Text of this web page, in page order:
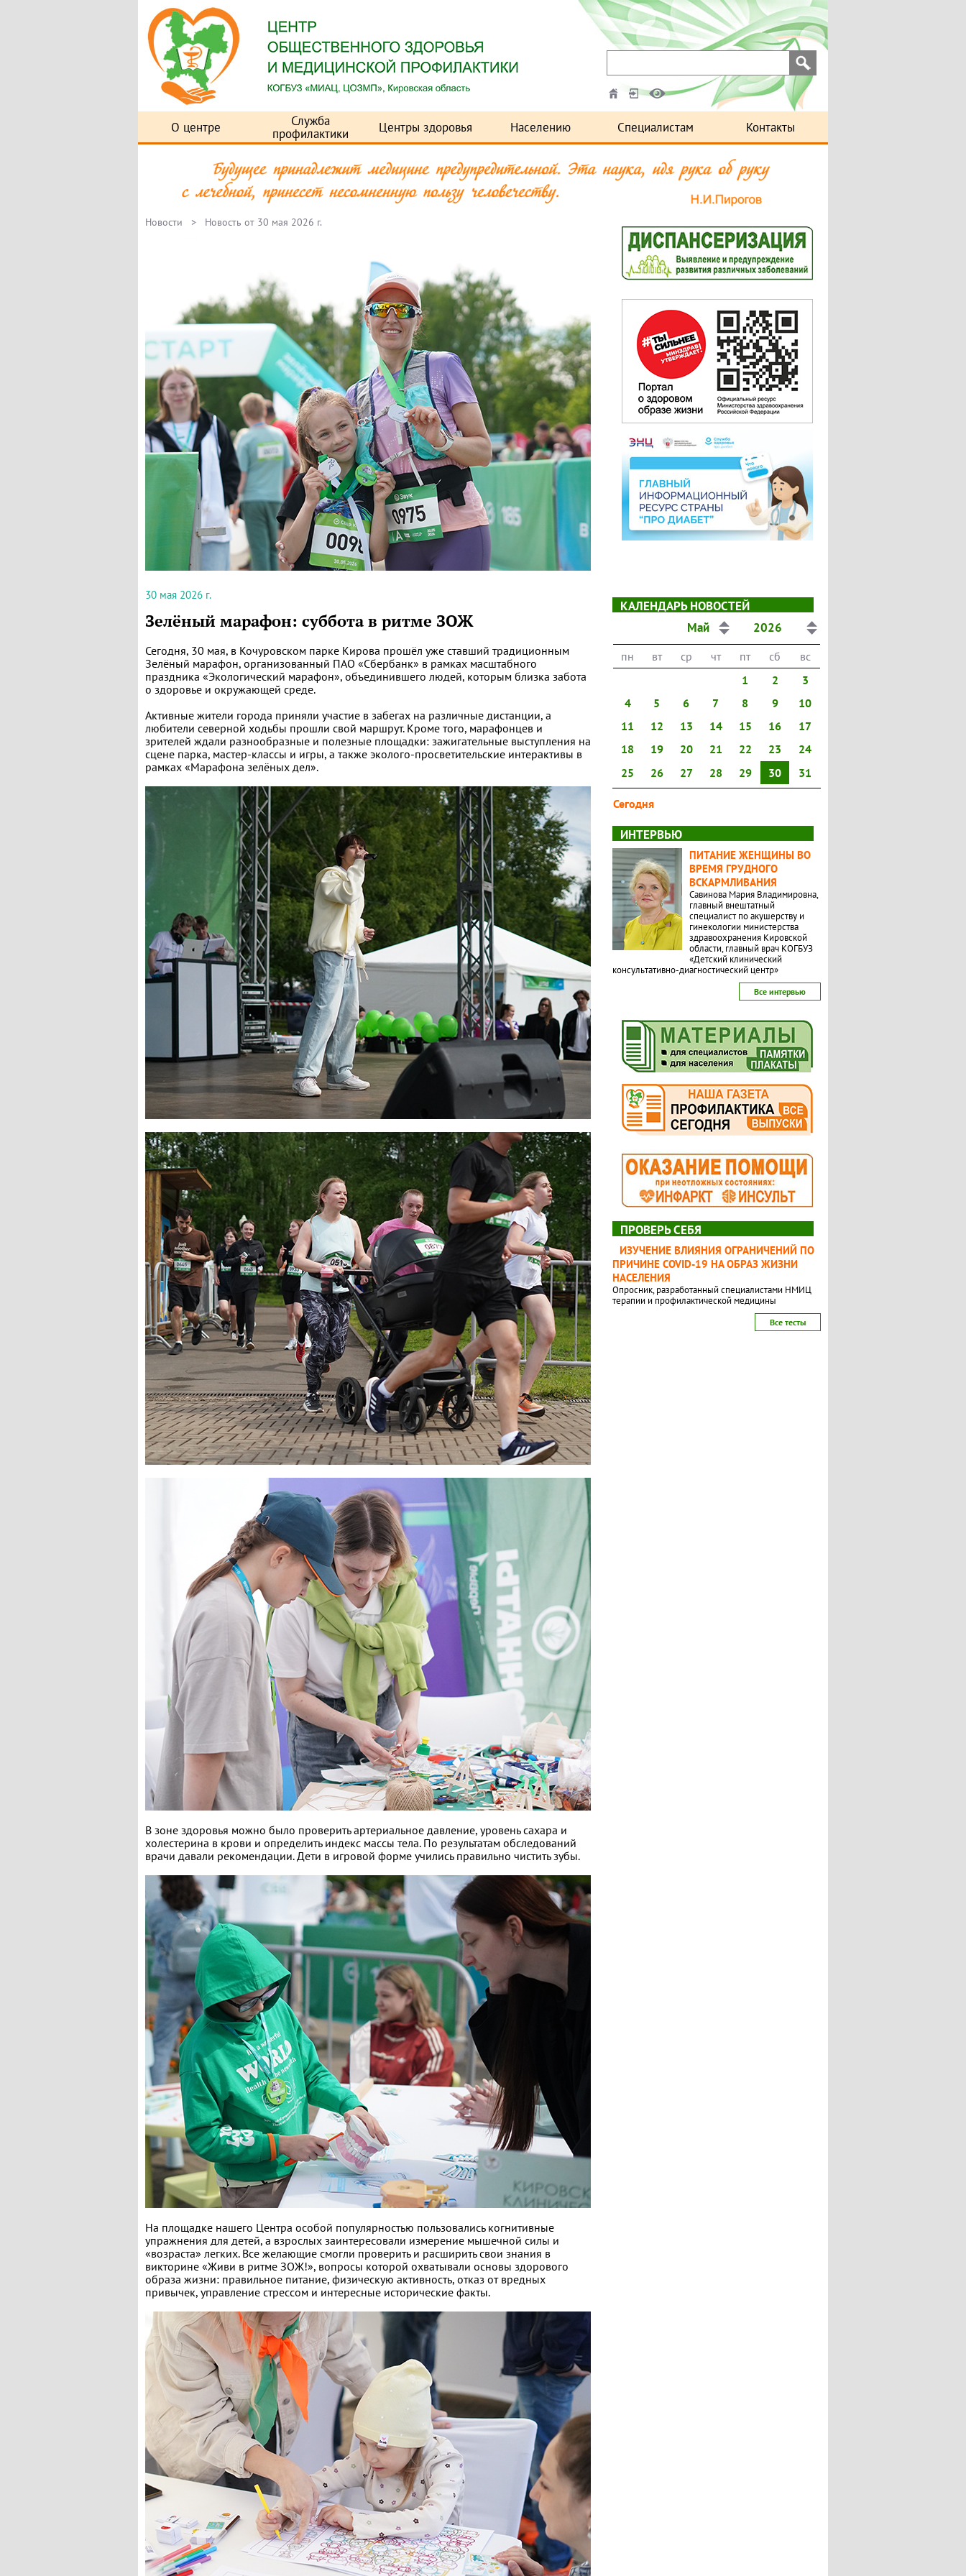
О центре
Служба
профилактики
Центры здоровья Населению Специалистам Контакты
Новости > Новость от 30 мая 2026 г.
30 мая 2026 г.
Зелёный марафон: суббота в ритме ЗОЖ
Сегодня, 30 мая, в Кочуровском парке Кирова прошёл уже ставший традиционным
Зелёный марафон, организованный ПАО «Сбербанк» в рамках масштабного
праздника «Экологический марафон», объединившего людей, которым близка забота
о здоровье и окружающей среде.
Активные жители города приняли участие в забегах на различные дистанции, а
любители северной ходьбы прошли свой маршрут. Кроме того, марафонцев и
зрителей ждали разнообразные и полезные площадки: зажигательные выступления на
сцене парка, мастер-классы и игры, а также эколого-просветительские интерактивы в
рамках «Марафона зелёных дел».
В зоне здоровья можно было проверить артериальное давление, уровень сахара и
холестерина в крови и определить индекс массы тела. По результатам обследований
врачи давали рекомендации. Дети в игровой форме учились правильно чистить зубы.
На площадке нашего Центра особой популярностью пользовались когнитивные
упражнения для детей, а взрослых заинтересовали измерение мышечной силы и
«возраста» легких. Все желающие смогли проверить и расширить свои знания в
викторине «Живи в ритме ЗОЖ!», вопросы которой охватывали основы здорового
образа жизни: правильное питание, физическую активность, отказ от вредных
привычек, управление стрессом и интересные исторические факты.
КАЛЕНДАРЬ НОВОСТЕЙ
Май
2026
пн вт ср чт пт сб
вс
1
2
3
4
5 6 7 8 9
10
11
12 13 14 15 16
17
18
19 20 21 22 23
24
25
26 27 28 29 30 31
Сегодня
ИНТЕРВЬЮ
ПИТАНИЕ ЖЕНЩИНЫ ВО
ВРЕМЯ ГРУДНОГО
ВСКАРМЛИВАНИЯ
Савинова Мария Владимировна,
главный внештатный
специалист по акушерству и
гинекологии министерства
здравоохранения Кировской
области, главный врач КОГБУЗ
«Детский клинический
консультативно-диагностический центр»
Все интервью
ПРОВЕРЬ СЕБЯ
ИЗУЧЕНИЕ ВЛИЯНИЯ ОГРАНИЧЕНИЙ ПО
ПРИЧИНЕ COVID-19 НА ОБРАЗ ЖИЗНИ
НАСЕЛЕНИЯ
Опросник, разработанный специалистами НМИЦ
терапии и профилактической медицины
Все тесты